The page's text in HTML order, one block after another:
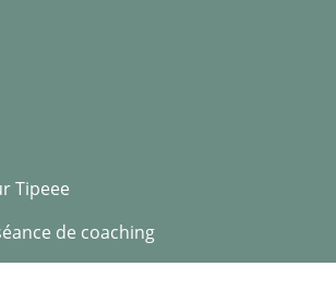
Tipeee
de coaching